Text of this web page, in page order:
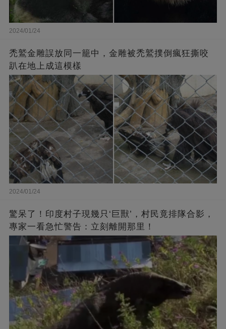
2024/01/24
禿鷲金雕誤放同一籠中，金雕被禿鷲撲倒瘋狂撕咬
趴在地上成這模樣
2024/01/24
驚呆了！印度村子現幾只‘巨獸’，村民竟排隊合影，
專家一看急忙警告：立刻離開那里！